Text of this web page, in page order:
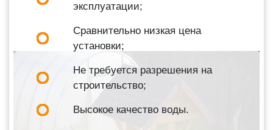
эксплуатации;
Сравнительно низкая цена
установки;
Не требуется разрешения на
строительство;
Высокое качество воды.